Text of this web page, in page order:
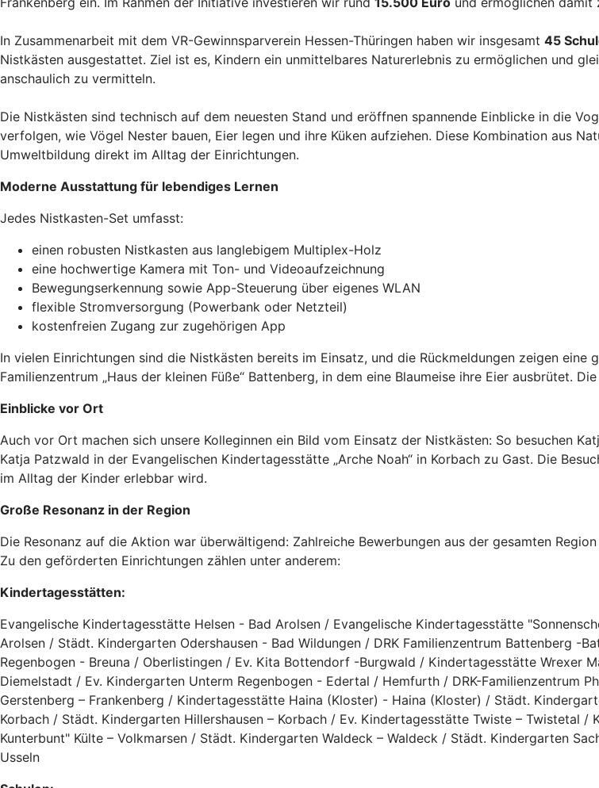
In Zusammenarbeit mit dem VR-Gewinnsparverein Hessen-Thüringen haben wir insgesamt 45
Nistkästen ausgestattet. Ziel ist es, Kindern ein unmittelbares Naturerlebnis zu ermöglichen und
anschaulich zu vermitteln.
Die Nistkästen sind technisch auf dem neuesten Stand und eröffnen spannende Einblicke in die
verfolgen, wie Vögel Nester bauen, Eier legen und ihre Küken aufziehen. Diese Kombination aus
Umweltbildung direkt im Alltag der Einrichtungen.
Moderne Ausstattung für lebendiges Lernen
Jedes Nistkasten-Set umfasst:
einen robusten Nistkasten aus langlebigem Multiplex-Holz
eine hochwertige Kamera mit Ton- und Videoaufzeichnung
Bewegungserkennung sowie App-Steuerung über eigenes WLAN
flexible Stromversorgung (Powerbank oder Netzteil)
kostenfreien Zugang zur zugehörigen App
In vielen Einrichtungen sind die Nistkästen bereits im Einsatz, und die Rückmeldungen zeigen
Familienzentrum „Haus der kleinen Füße“ Battenberg, in dem eine Blaumeise ihre Eier ausbrütet.
Einblicke vor Ort
Auch vor Ort machen sich unsere Kolleginnen ein Bild vom Einsatz der Nistkästen: So besuchen
Katja Patzwald in der Evangelischen Kindertagesstätte „Arche Noah“ in Korbach zu Gast. Die
im Alltag der Kinder erlebbar wird.
Große Resonanz in der Region
Die Resonanz auf die Aktion war überwältigend: Zahlreiche Bewerbungen aus der gesamten
Zu den geförderten Einrichtungen zählen unter anderem:
Kindertagesstätten:
Evangelische Kindertagesstätte Helsen - Bad Arolsen / Evangelische Kindertagesstätte
Arolsen / Städt. Kindergarten Odershausen - Bad Wildungen / DRK Familienzentrum Battenberg -
Regenbogen - Breuna / Oberlistingen / Ev. Kita Bottendorf -Burgwald / Kindertagesstätte Wrexer
Diemelstadt / Ev. Kindergarten Unterm Regenbogen - Edertal / Hemfurth / DRK-Familienzentrum
Gerstenberg – Frankenberg / Kindertagesstätte Haina (Kloster) - Haina (Kloster) / Städt.
Korbach / Städt. Kindergarten Hillershausen – Korbach / Ev. Kindertagesstätte Twiste – Twistetal
Kunterbunt" Külte – Volkmarsen / Städt. Kindergarten Waldeck – Waldeck / Städt. Kindergarten
Usseln